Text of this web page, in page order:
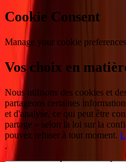
Cookie Consent
Manage your cookie preferences
Vos choix en
Nous utilisons des cookies et
partageons certaines
et d'analyse, ce qui peut être
partage » selon la loi sur la
pouvez refuser à tout moment.
.